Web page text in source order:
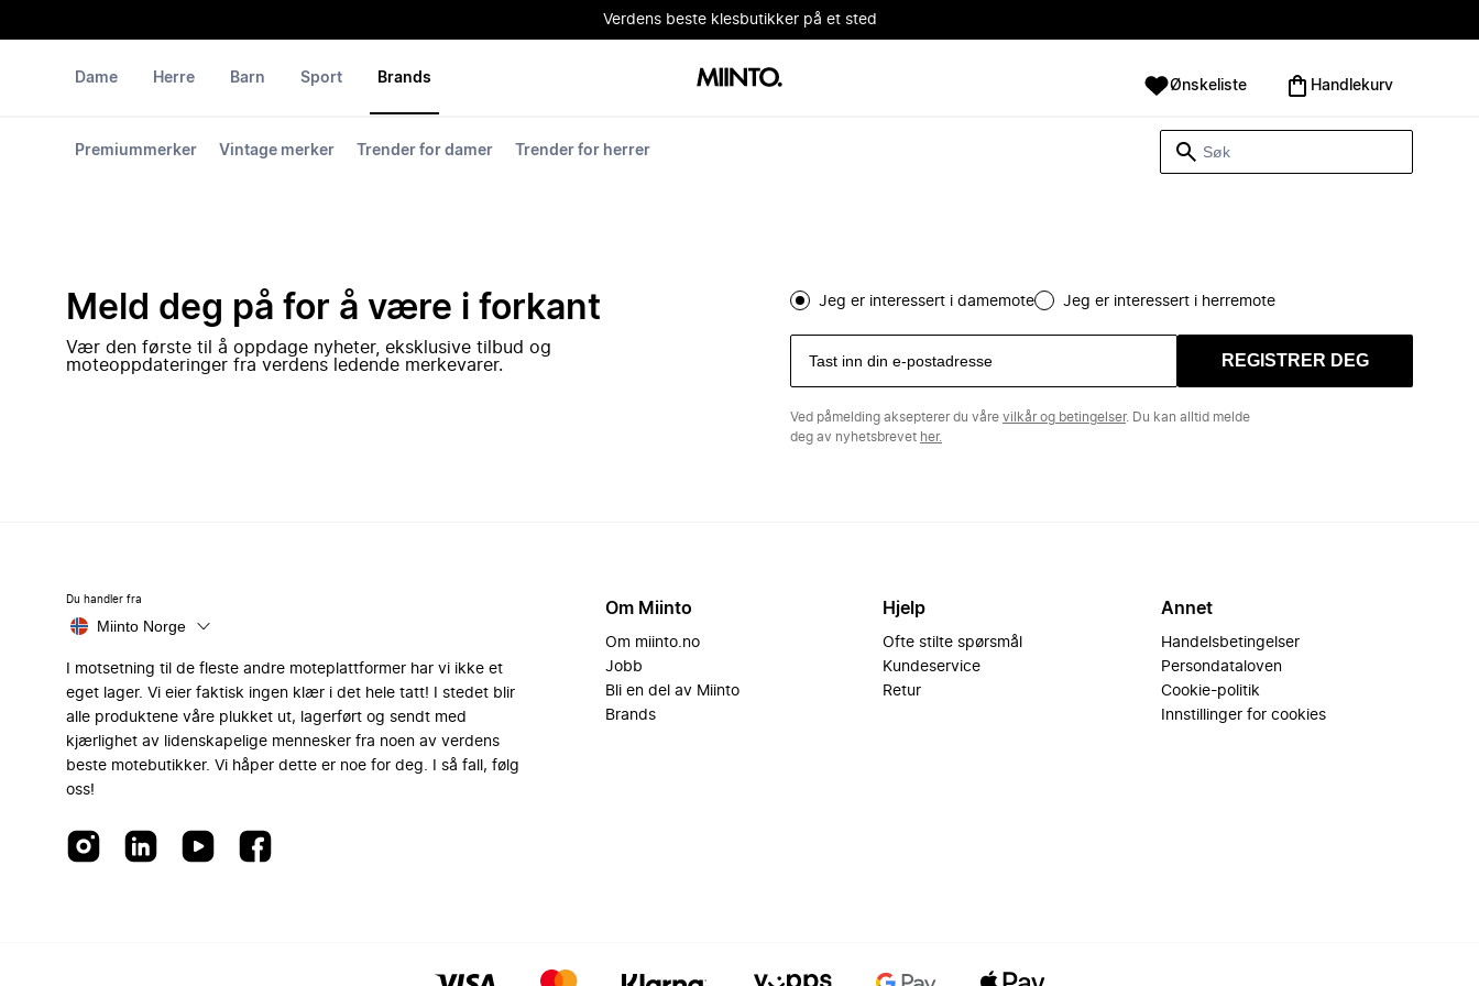
Verdens beste klesbutikker på et sted
Dame Herre Barn Sport Brands
Premiummerker Vintage merker Trender for damer Trender for herrer
Ønskeliste Handlekurv
Meld deg på for å være i forkant
Vær den første til å oppdage nyheter, eksklusive tilbud og
moteoppdateringer fra verdens ledende merkevarer.
Jeg er interessert i damemote Jeg er interessert i herremote
REGISTRER DEG
Ved påmelding aksepterer du våre vilkår og betingelser. Du kan alltid melde
deg av nyhetsbrevet her.
Du handler fra
Miinto Norge
I motsetning til de fleste andre moteplattformer har vi ikke et
eget lager. Vi eier faktisk ingen klær i det hele tatt! I stedet blir
alle produktene våre plukket ut, lagerført og sendt med
kjærlighet av lidenskapelige mennesker fra noen av verdens
beste motebutikker. Vi håper dette er noe for deg. I så fall, følg
oss!
Om Miinto
Om miinto.no
Jobb
Bli en del av Miinto
Brands
Hjelp
Ofte stilte spørsmål
Kundeservice
Retur
Annet
Handelsbetingelser
Persondataloven
Cookie-politik
Innstillinger for cookies